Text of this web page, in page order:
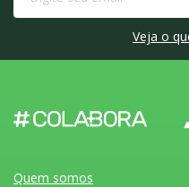
Veja o
Quem somos